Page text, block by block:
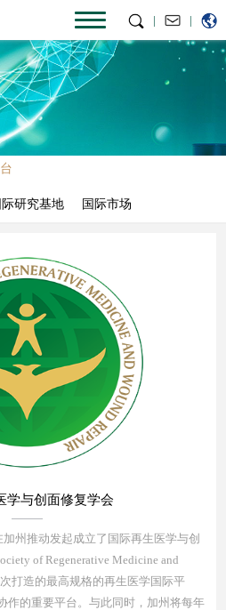
|
|
际研究基地 国际市场
学与创面修复学会
州推动发起成立了国际再生医学与创
of Regenerative Medicine and
打造的最高规格的再生医学国际平
作的重要平台。与此同时，加州将每年